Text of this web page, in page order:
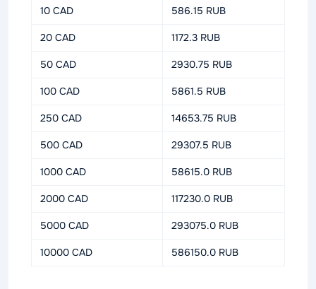
10 CAD 586.15 RUB
20 CAD 1172.3 RUB
50 CAD 2930.75 RUB
100 CAD 5861.5 RUB
250 CAD 14653.75 RUB
500 CAD 29307.5 RUB
1000 CAD 58615.0 RUB
2000 CAD 117230.0 RUB
5000 CAD 293075.0 RUB
10000 CAD 586150.0 RUB